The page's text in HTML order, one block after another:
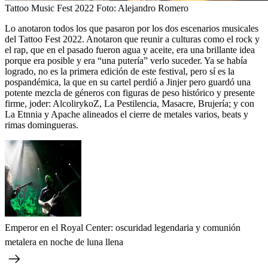
Tattoo Music Fest 2022 Foto: Alejandro Romero
Lo anotaron todos los que pasaron por los dos escenarios musicales
del Tattoo Fest 2022. Anotaron que reunir a culturas como el rock y
el rap, que en el pasado fueron agua y aceite, era una brillante idea
porque era posible y era “una putería” verlo suceder. Ya se había
logrado, no es la primera edición de este festival, pero sí es la
pospandémica, la que en su cartel perdió a Jinjer pero guardó una
potente mezcla de géneros con figuras de peso histórico y presente
firme, joder: AlcolirykoZ, La Pestilencia, Masacre, Brujería; y con
La Etnnia y Apache alineados el cierre de metales varios, beats y
rimas domingueras.
Emperor en el Royal Center: oscuridad legendaria y comunión
metalera en noche de luna llena